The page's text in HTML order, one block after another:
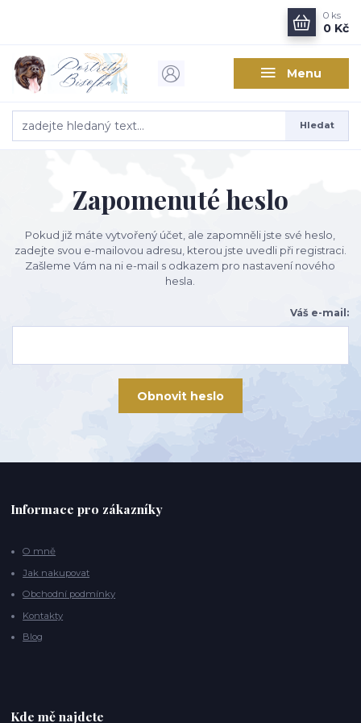
Menu
Hledat
0 ks
0 Kč
Zapomenuté heslo
Pokud již máte vytvořený účet, ale zapomněli jste své heslo,
zadejte svou e-mailovou adresu, kterou jste uvedli při registraci.
Zašleme Vám na ni e-mail s odkazem pro nastavení nového
hesla.
Váš e-mail:
Obnovit heslo
Informace pro zákazníky
O mně
Jak nakupovat
Obchodní podmínky
Kontakty
Blog
Kde mě najdete